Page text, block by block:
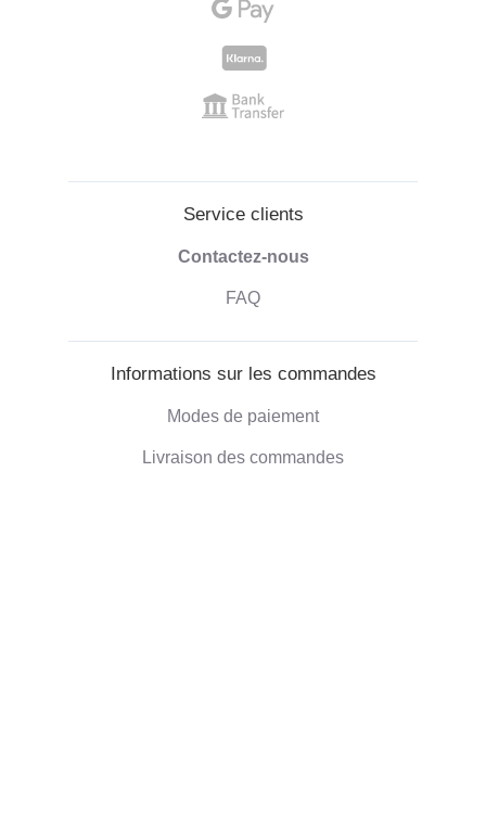
Service clients
Contactez-nous
FAQ
Informations sur les commandes
Modes de paiement
Livraison des commandes